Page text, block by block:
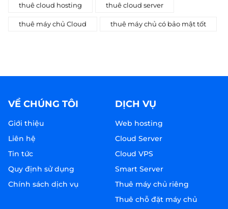
thuê cloud hosting thuê cloud server
thuê máy chủ Cloud thuê máy chủ có bảo mật tốt
VỀ CHÚNG TÔI
Giới thiệu
Liên hệ
Tin tức
Quy định sử dụng
Chính sách dịch vụ
DỊCH VỤ
Web hosting
Cloud Server
Cloud VPS
Smart Server
Thuê máy chủ riêng
Thuê chỗ đặt máy chủ